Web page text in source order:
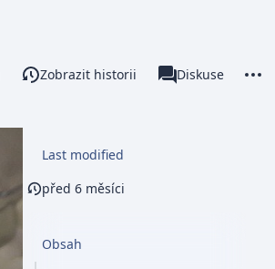
Zobrazit historii associated-pages
Stránka
Diskuse
Last modified
před 6 měsíci
Obsah